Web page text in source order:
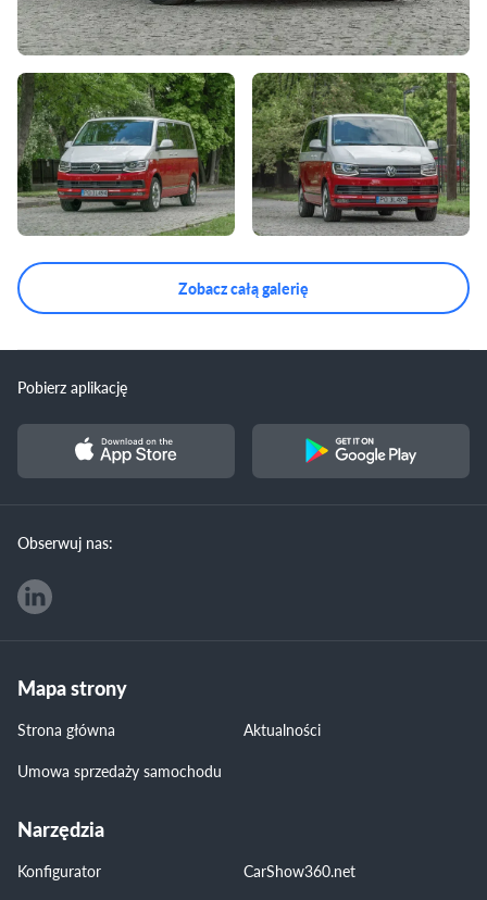
Zobacz całą galerię
Pobierz aplikację
Obserwuj nas:
Mapa strony
Strona główna
Aktualności
Umowa sprzedaży samochodu
Narzędzia
Konfigurator CarShow360.net